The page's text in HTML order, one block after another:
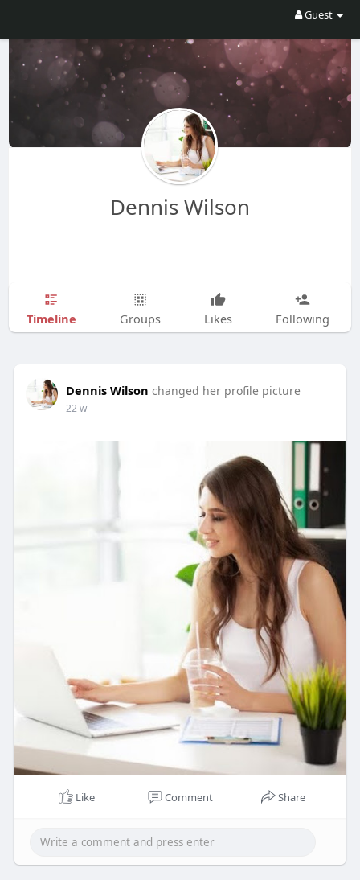
Guest
Dennis Wilson
Timeline Groups Likes Following
Dennis Wilson changed her profile picture
22 w
Like Comment Share